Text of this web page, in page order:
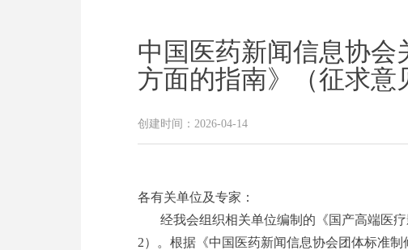
中国医药新闻信息协会
方面的指南》（征求意
各有关单位及专家：
经我会组织相关单位编制的《国产高端医
2）。根据《中国医药新闻信息协会团体标准
创建时间： 2026-04-14